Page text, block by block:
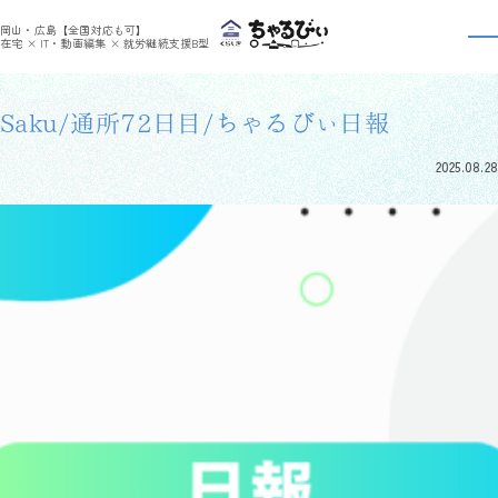
岡山・広島【全国対応も可】
在宅 × IT・動画編集 × 就労継続支援B型
利用者さんの日報 >
利用者さんの日報
Saku/通所72日目/ちゃるびぃ日報
2025.08.28